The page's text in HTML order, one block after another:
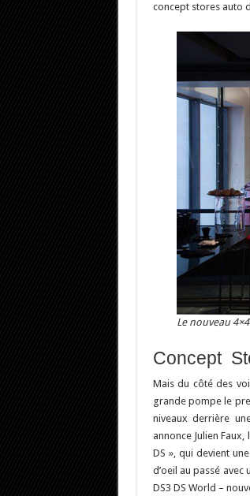
concept stores auto
Le nouveau
Concept
Mais du côté des
grande pompe le
niveaux derrière
annonce Julien
DS », qui devient
d’oeil au passé
DS3 DS World –